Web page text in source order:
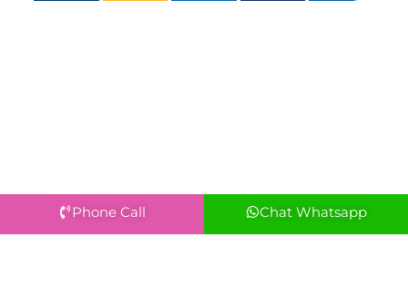
Phone Call Chat Whatsapp